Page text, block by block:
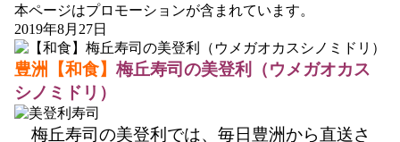
本ページはプロモーションが含まれています。
2019年8月27日
豊洲【和食】 梅丘寿司の美登利（ウメガオカス
シノミドリ）
梅丘寿司の美登利では、毎日豊洲から直送さ